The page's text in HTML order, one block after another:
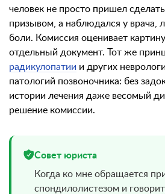
человек не просто пришел
призывом, а наблюдался у врача,
боли. Комиссия оценивает
отдельный документ. Тот же
радикулопатии и других
патологий позвоночника: без
истории лечения даже весомый
решение комиссии.
Совет юриста
Когда ко мне обращается
спондилолистезом и